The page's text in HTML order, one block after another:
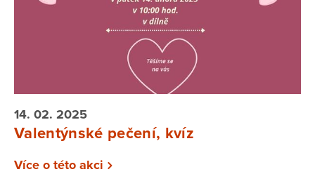
14. 02. 2025
Valentýnské pečení, kvíz
Více o této akci